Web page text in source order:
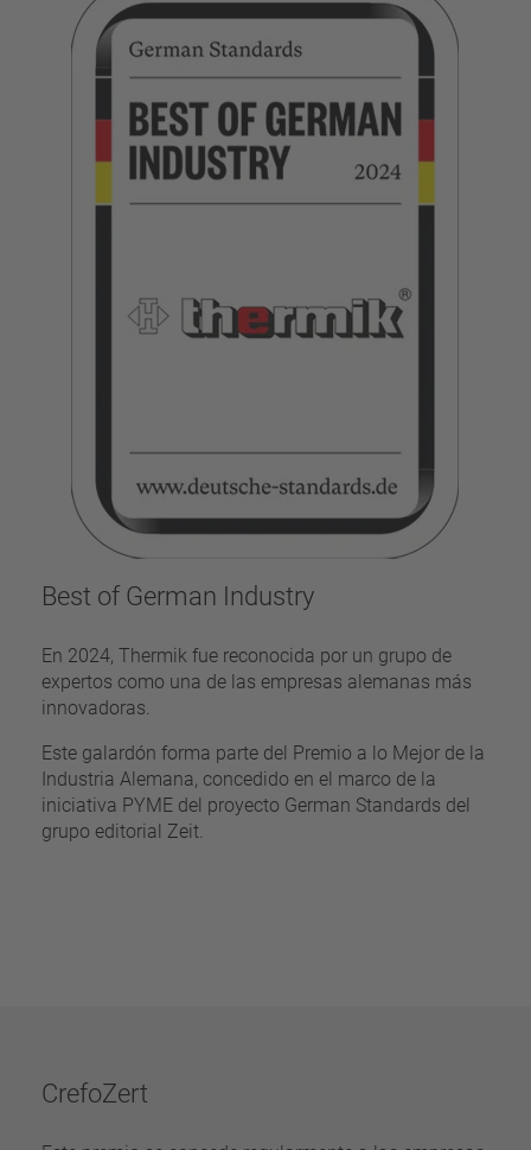
Best of German Industry
En 2024, Thermik fue reconocida por un grupo de
expertos como una de las empresas alemanas más
innovadoras.
Este galardón forma parte del Premio a lo Mejor de la
Industria Alemana, concedido en el marco de la
iniciativa PYME del proyecto German Standards del
grupo editorial Zeit.
CrefoZert